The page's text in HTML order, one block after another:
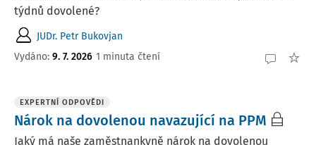
týdnů dovolené?
JUDr. Petr Bukovjan
Vydáno: 9. 7. 2026 1 minuta čtení
EXPERTNÍ ODPOVĚDI
Nárok na dovolenou navazující na PPM
Jaký má naše zaměstnankyně nárok na dovolenou